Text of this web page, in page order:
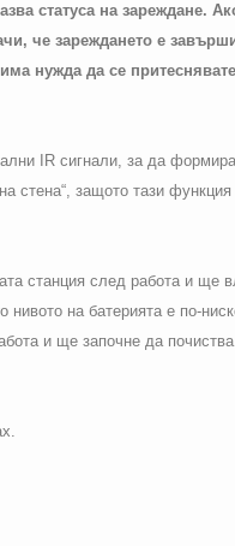
статуса на зареждане.
че зареждането е
нужда да се
IRсигнали, за да формира
стена“, защото тази функция
станция след работа и ще
нивото на батерията е по-
и ще започне да